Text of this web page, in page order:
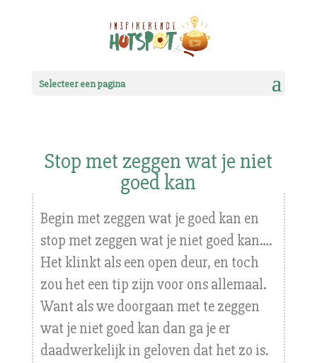
Selecteer een pagina
Stop met zeggen wat je niet
goed kan
Begin met zeggen wat je goed kan en
stop met zeggen wat je niet goed kan….
Het klinkt als een open deur, en toch
zou het een tip zijn voor ons allemaal.
Want als we doorgaan met te zeggen
wat je niet goed kan dan ga je er
daadwerkelijk in geloven dat het zo is.